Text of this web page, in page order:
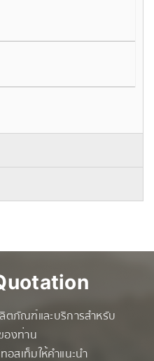
ตภัณฑ์และบริการสำหรับ
องท่าน
สเท็มให้คำแนะนำ